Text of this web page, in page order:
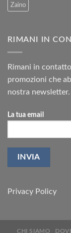
Zaino
RIMANI IN
Rimani in
promozioni che
nostra newsletter.
La tua email
Privacy Policy
CHI SIAMO